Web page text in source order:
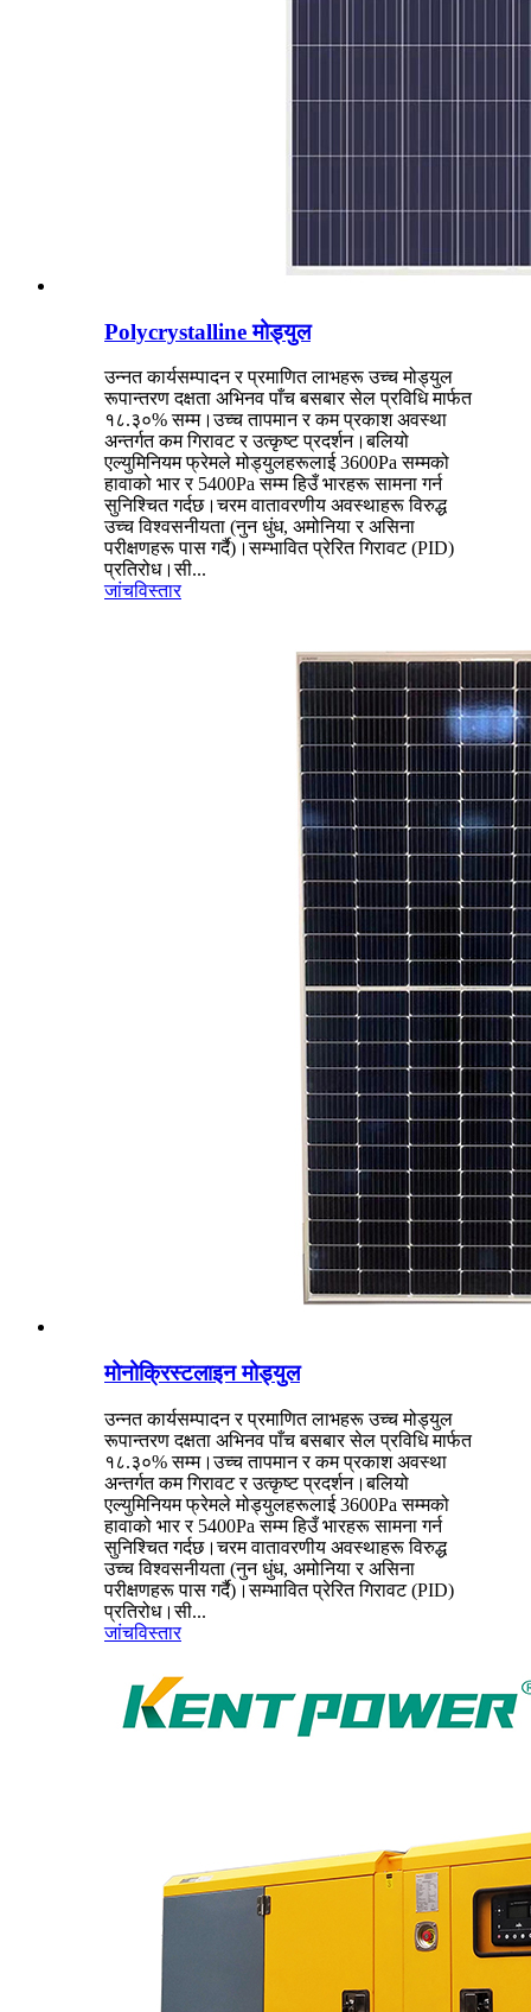
Polycrystalline मोड्युल
उन्नत कार्यसम्पादन र प्रमाणित लाभहरू उच्च मोड्युल
रूपान्तरण दक्षता अभिनव पाँच बसबार सेल प्रविधि मार्फत
१८.३०% सम्म।उच्च तापमान र कम प्रकाश अवस्था
अन्तर्गत कम गिरावट र उत्कृष्ट प्रदर्शन।बलियो
एल्युमिनियम फ्रेमले मोड्युलहरूलाई 3600Pa सम्मको
हावाको भार र 5400Pa सम्म हिउँ भारहरू सामना गर्न
सुनिश्चित गर्दछ।चरम वातावरणीय अवस्थाहरू विरुद्ध
उच्च विश्वसनीयता (नुन धुंध, अमोनिया र असिना
परीक्षणहरू पास गर्दै)।सम्भावित प्रेरित गिरावट (PID)
प्रतिरोध।सी...
जांचविस्तार
मोनोक्रिस्टलाइन मोड्युल
उन्नत कार्यसम्पादन र प्रमाणित लाभहरू उच्च मोड्युल
रूपान्तरण दक्षता अभिनव पाँच बसबार सेल प्रविधि मार्फत
१८.३०% सम्म।उच्च तापमान र कम प्रकाश अवस्था
अन्तर्गत कम गिरावट र उत्कृष्ट प्रदर्शन।बलियो
एल्युमिनियम फ्रेमले मोड्युलहरूलाई 3600Pa सम्मको
हावाको भार र 5400Pa सम्म हिउँ भारहरू सामना गर्न
सुनिश्चित गर्दछ।चरम वातावरणीय अवस्थाहरू विरुद्ध
उच्च विश्वसनीयता (नुन धुंध, अमोनिया र असिना
परीक्षणहरू पास गर्दै)।सम्भावित प्रेरित गिरावट (PID)
प्रतिरोध।सी...
जांचविस्तार